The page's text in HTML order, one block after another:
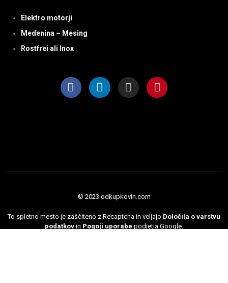
Elektro motorji
Medenina – Mesing
Rostfrei ali Inox
© 2023 odkupkovin.com
To spletno mesto je zaščiteno z Recaptcha in veljajo Določila o varstvu
podatkov in Pogoji uporabe podjetja Google.